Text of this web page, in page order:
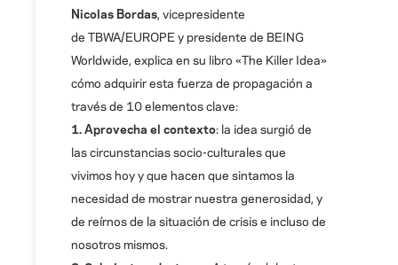
Nicolas Bordas, vicepresidente
de TBWA/EUROPE y presidente de BEING
Worldwide, explica en su libro «The Killer Idea»
cómo adquirir esta fuerza de propagación a
través de 10 elementos clave:
1. Aprovecha el contexto: la idea surgió de
las circunstancias socio-culturales que
vivimos hoy y que hacen que sintamos la
necesidad de mostrar nuestra generosidad, y
de reírnos de la situación de crisis e incluso de
nosotros mismos.